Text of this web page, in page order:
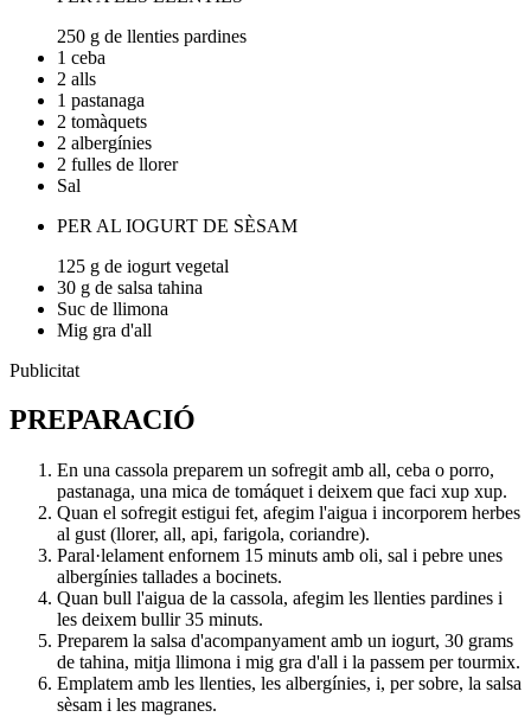
250 g de llenties pardines
1 ceba
2 alls
1 pastanaga
2 tomàquets
2 albergínies
2 fulles de llorer
Sal
PER AL IOGURT DE SÈSAM
125 g de iogurt vegetal
30 g de salsa tahina
Suc de llimona
Mig gra d'all
Publicitat
PREPARACIÓ
En una cassola preparem un sofregit amb all, ceba o porro,
pastanaga, una mica de tomáquet i deixem que faci xup xup.
Quan el sofregit estigui fet, afegim l'aigua i incorporem herbes
al gust (llorer, all, api, farigola, coriandre).
Paral·lelament enfornem 15 minuts amb oli, sal i pebre unes
albergínies tallades a bocinets.
Quan bull l'aigua de la cassola, afegim les llenties pardines i
les deixem bullir 35 minuts.
Preparem la salsa d'acompanyament amb un iogurt, 30 grams
de tahina, mitja llimona i mig gra d'all i la passem per tourmix.
Emplatem amb les llenties, les albergínies, i, per sobre, la salsa
sèsam i les magranes.